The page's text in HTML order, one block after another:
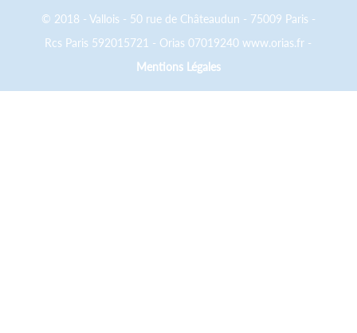
© 2018 - Vallois - 50 rue de Châteaudun - 75009 Paris -
Rcs Paris 592015721 - Orias 07019240 www.orias.fr -
Mentions Légales